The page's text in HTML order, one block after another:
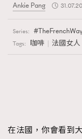
Ankie Pang
Series:
Tags: 咖啡 法國女人
在法國，你會看到